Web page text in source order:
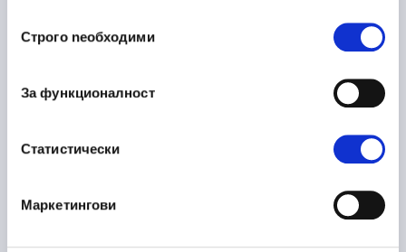
наСтрого nеобходими
За функционалност
Статистически
Маркетингови
металообработка
Пловдив